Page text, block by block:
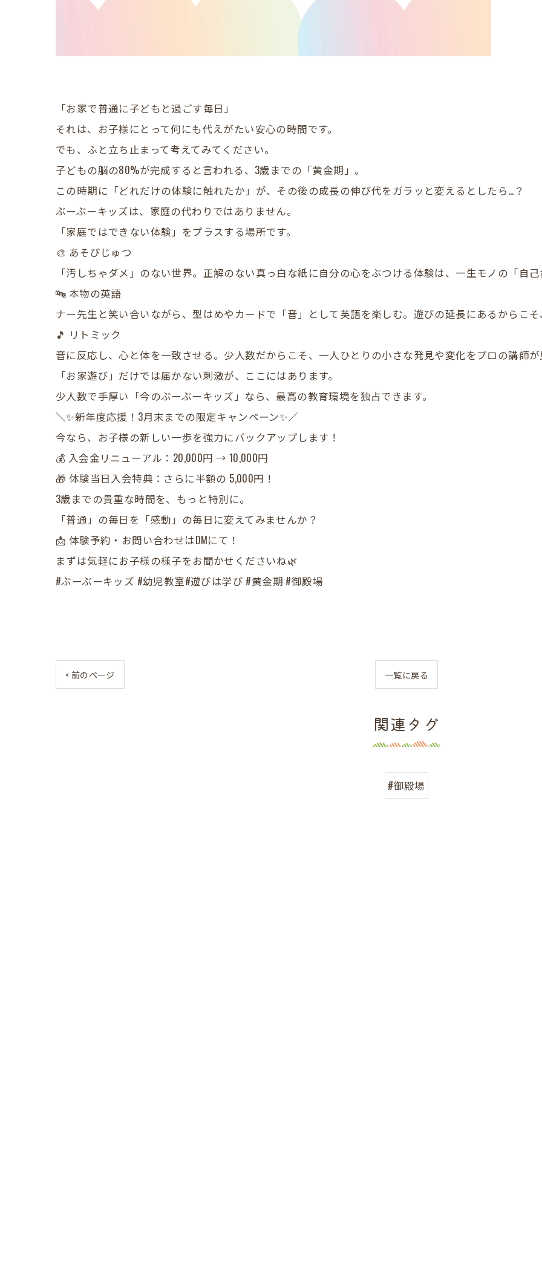
「お家で普通に子どもと過ごす毎日」
​それは、お子様にとって何にも代えがたい安心の時間です。
でも、ふと立ち止まって考えてみてください。
​子どもの脳の80%が完成すると言われる、3歳までの「黄金期」。
この時期に「どれだけの体験に触れたか」が、その後の成長の伸び代をガラッと変えるとしたら…？
​ぶーぶーキッズは、家庭の代わりではありません。
「家庭ではできない体験」をプラスする場所です。
​🎨 あそびじゅつ
「汚しちゃダメ」のない世界。正解のない真っ白な紙に自分の心をぶつける体験は、一生モノの「自己
​🔤 本物の英語
ナー先生と笑い合いながら、型はめやカードで「音」として英語を楽しむ。遊びの延長にあるからこそ
​🎵 リトミック
音に反応し、心と体を一致させる。少人数だからこそ、一人ひとりの小さな発見や変化をプロの講師が
​「お家遊び」だけでは届かない刺激が、ここにはあります。
少人数で手厚い「今のぶーぶーキッズ」なら、最高の教育環境を独占できます。
​＼✨新年度応援！3月末までの限定キャンペーン✨／
​今なら、お子様の新しい一歩を強力にバックアップします！
💰 入会金リニューアル：20,000円 → 10,000円
🎁 体験当日入会特典：さらに半額の 5,000円！
​3歳までの貴重な時間を、もっと特別に。
「普通」の毎日を「感動」の毎日に変えてみませんか？
​📩 体験予約・お問い合わせはDMにて！
まずは気軽にお子様の様子をお聞かせくださいね🌿
#ぶーぶーキッズ #幼児教室#遊びは学び #黄金期 #御殿場
< 前のページ 一覧に戻る
関連タグ
#御殿場